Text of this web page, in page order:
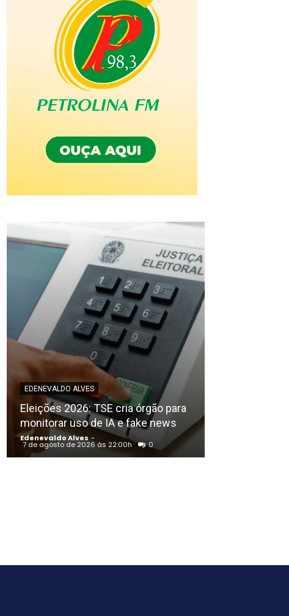
EDENEVALDO ALVES
Eleições 2026: TSE cria órgão para
monitorar uso de IA e fake news
Edenevaldo Alves -
7 de agosto de 2026 às 22:00h 0